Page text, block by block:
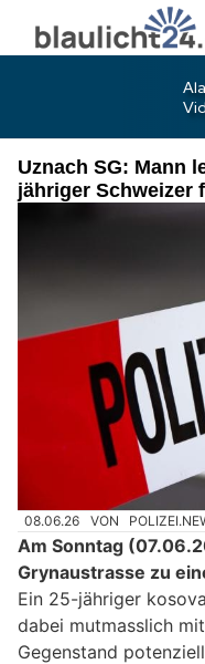
Uznach SG: Mann
jähriger Schweizer
08.06.26 VON
Am Sonntag
Grynaustrasse zu
Ein 25-jähriger
dabei mutmasslich
Gegenstand